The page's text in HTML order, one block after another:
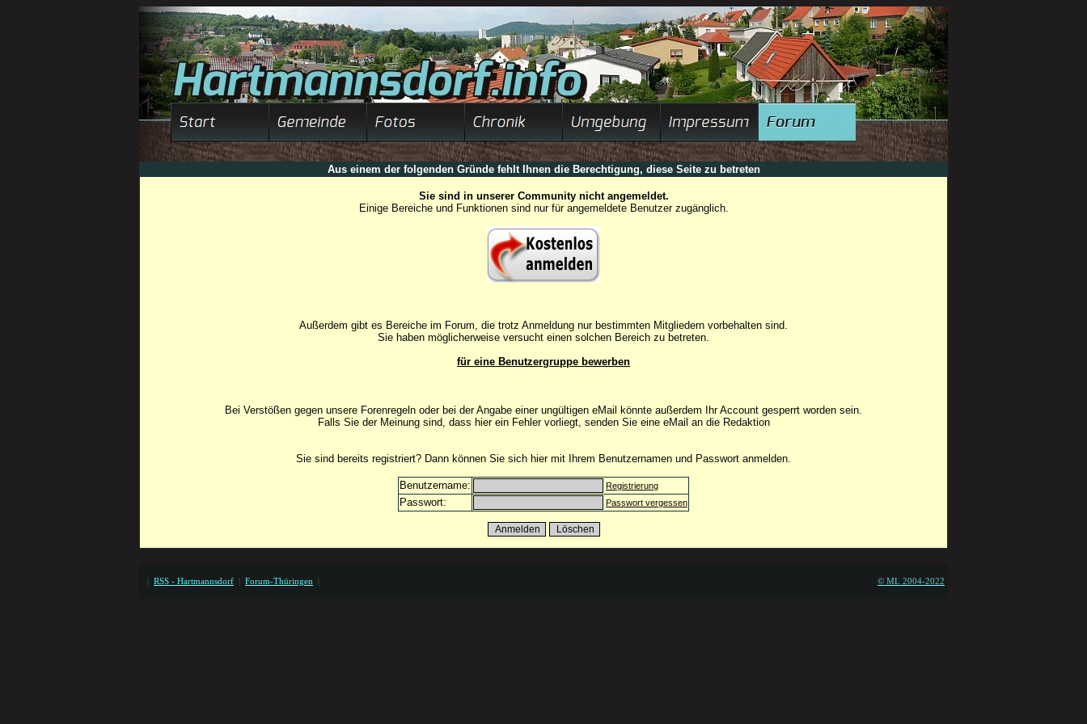
Aus einem der folgenden Gründe fehlt Ihnen die Berechtigung, diese Seite zu betreten
Sie sind in unserer Community nicht angemeldet.
Einige Bereiche und Funktionen sind nur für angemeldete Benutzer zugänglich.
Außerdem gibt es Bereiche im Forum, die trotz Anmeldung nur bestimmten Mitgliedern vorbehalten sind.
Sie haben möglicherweise versucht einen solchen Bereich zu betreten.
für eine Benutzergruppe bewerben
Bei Verstößen gegen unsere Forenregeln oder bei der Angabe einer ungültigen eMail könnte außerdem Ihr Account gesperrt worden sein.
Falls Sie der Meinung sind, dass hier ein Fehler vorliegt, senden Sie eine eMail an die Redaktion
Sie sind bereits registriert? Dann können Sie sich hier mit Ihrem Benutzernamen und Passwort anmelden.
Benutzername: Registrierung
Passwort: Passwort vergessen
| RSS - Hartmannsdorf | Forum-Thüringen | © ML 2004-2022